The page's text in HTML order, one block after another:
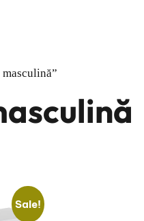
masculină”
Sale!